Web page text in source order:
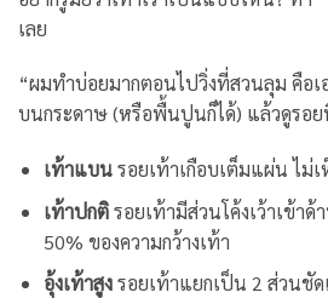
เลย
“ผมทำบ่อยมากตอนไปวิ่งที่สวนลุม คือเ
บนกระดาษ (หรือพื้นปูนก็ได้) แล้วดูรอย
เท้าแบนรอยเท้าเกือบเต็มแผ่น ไม่
เท้าปกติรอยเท้ามีส่วนโค้งเว้าเข้า
50% ของความกว้างเท้า
อุ้งเท้าสูงรอยเท้าแยกเป็น 2 ส่วนชั